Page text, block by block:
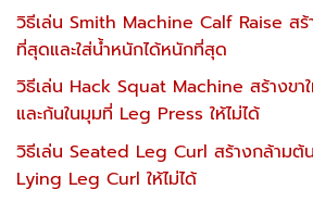
วิธีเล่น Smith Machine Calf Raise ส
ที่สุดและใส่น้ำหนักได้หนักที่สุด
วิธีเล่น Hack Squat Machine สร้างขา
และก้นในมุมที่ Leg Press ให้ไม่ได้
วิธีเล่น Seated Leg Curl สร้างกล้ามต้
Lying Leg Curl ให้ไม่ได้